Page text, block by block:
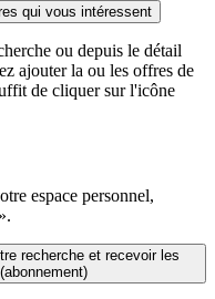
qui vous intéressent
ou depuis le détail
ajouter la ou les offres de
de cliquer sur l'icône
espace personnel,
recherche et recevoir les